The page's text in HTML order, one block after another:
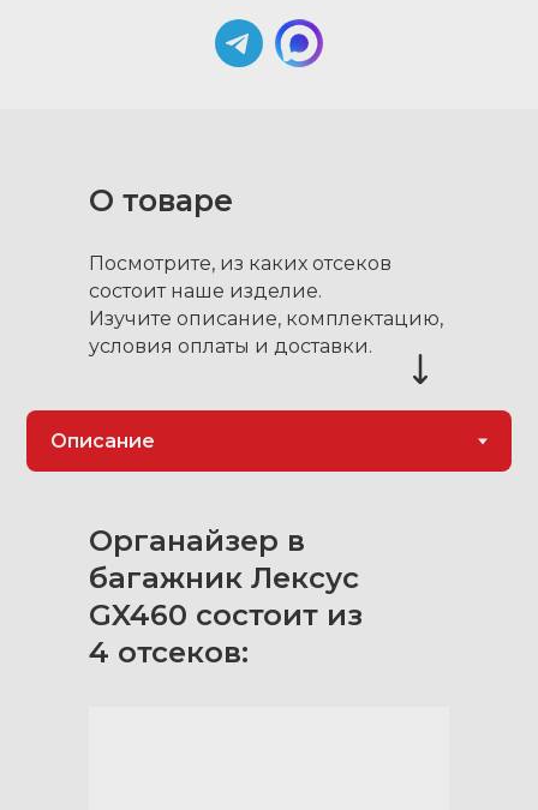
О товаре
Посмотрите, из каких отсеков
состоит наше изделие.
Изучите описание, комплектацию,
условия оплаты и доставки.
Органайзер в
багажник Лексус
GX460 состоит из
4 отсеков: